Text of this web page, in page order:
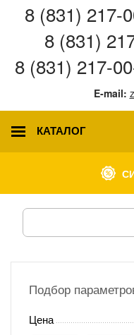
8 (831) 217-
8 (831)
8 (831) 217-
E-mail:
КАТАЛОГ
Подбор
Цена